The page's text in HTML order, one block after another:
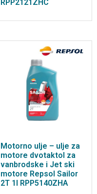
RPP2121ZHC
Motorno ulje – ulje za
motore dvotaktol za
vanbrodske i Jet ski
motore Repsol Sailor
2T 1l RPP5140ZHA